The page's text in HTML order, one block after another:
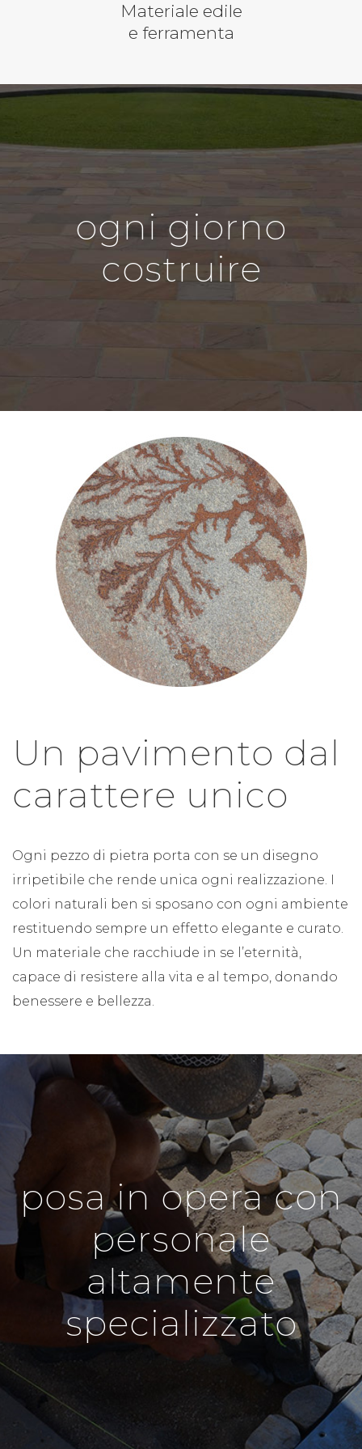
Materiale edile
e ferramenta
ogni giorno
costruire
Un pavimento dal
carattere unico
Ogni pezzo di pietra porta con se un disegno
irripetibile che rende unica ogni realizzazione. I
colori naturali ben si sposano con ogni ambiente
restituendo sempre un effetto elegante e curato.
Un materiale che racchiude in se l’eternità,
capace di resistere alla vita e al tempo, donando
benessere e bellezza.
posa in opera con
personale
altamente
specializzato